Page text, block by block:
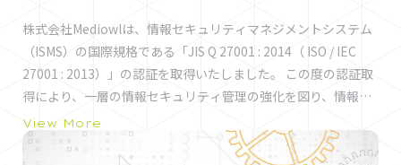
応端末：PCブラウザ■利用料金：アイテム課金制■コピーライ
ト：(C)Mediowl inc. 本件に対するお問い合わせ先 株式会社
Mediowl 担当：吉澤メールアドレス：
yoshi@mediowl.co.jpTEL：03-3452-8206 FAX：03-3452-
8206
発！新たな装備で戦局を有利にしよう。 バトル シミュレーショ
ンRPG型バトル。マニュアル操作とAIを利用したワンプッシュ
オートモードでサクサク進めよう！ 遊び方と情報 にじよめ登録
ページ：http://www.nijiyome.com/game/sorahoshi公式
twitterアカウント：https://twitter.com/m_sorahoshi ■ゲ
ームタイトル：夜空には翠星が瞬く。■ジャンル：シミュレー
株式会社Mediowlは、情報セキュリティマネジメントシステム
（ISMS）の国際規格である「JIS Q 27001 : 2014（ ISO / IEC
27001 : 2013）」の認証を取得いたしました。 この度の認証取
得により、一層の情報セキュリティ管理の強化を図り、情報資
産を正確かつ安全に取り扱い、 お客様の信頼を一層高めること
ができるよう取り組んでまいります。
View More